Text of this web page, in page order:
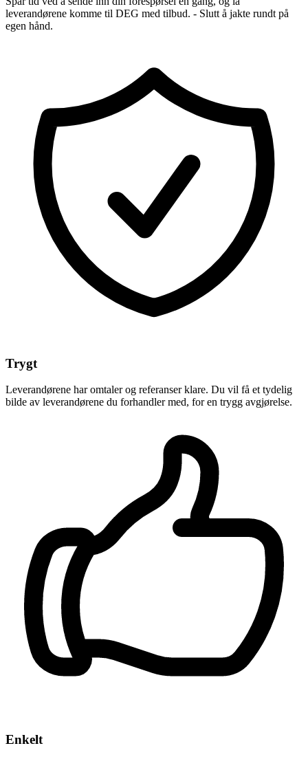
leverandørene komme til DEG med tilbud. - Slutt å jakte rundt på
egen hånd.
Trygt
Leverandørene har omtaler og referanser klare. Du vil få et tydelig
bilde av leverandørene du forhandler med, for en trygg avgjørelse.
Enkelt